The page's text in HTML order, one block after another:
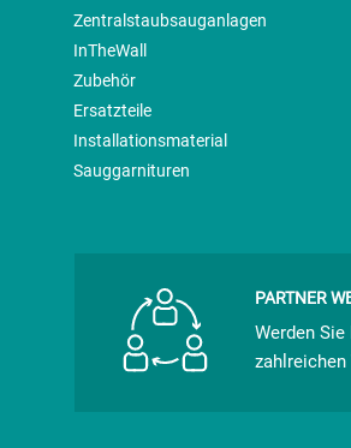
Zentralstaubsauganlagen
InTheWall
Zubehör
Ersatzteile
Installationsmaterial
Sauggarnituren
PARTNER
Werden